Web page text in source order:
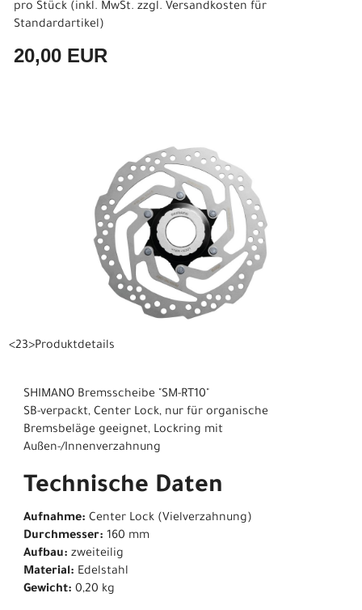
pro Stück (inkl. MwSt. zzgl. Versandkosten für
Standardartikel)
20,00 EUR
<23>Produktdetails
SHIMANO Bremsscheibe "SM-RT10"
SB-verpackt, Center Lock, nur für organische
Bremsbeläge geeignet, Lockring mit
Außen-/Innenverzahnung
Technische Daten
Aufnahme: Center Lock (Vielverzahnung)
Durchmesser: 160 mm
Aufbau: zweiteilig
Material: Edelstahl
Gewicht: 0,20 kg